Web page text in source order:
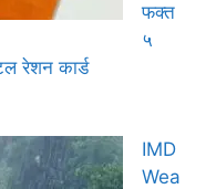
फक्त
५
रेशन कार्ड
IMD
Wea